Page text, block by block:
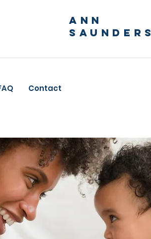
ANN
SAUNDERS
Contact